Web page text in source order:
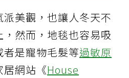
美觀，也讓人冬天不
然而，地毯也容易吸
者是寵物毛髮等過敏原
居網站《House